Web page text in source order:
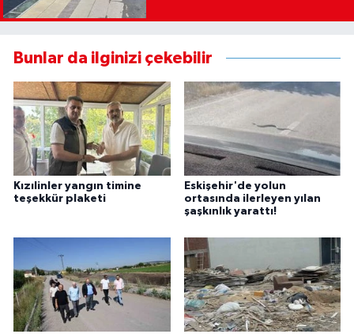
Bunlar da ilginizi çekebilir
Kızılinler yangın timine
teşekkür plaketi
Eskişehir'de yolun
ortasında ilerleyen yılan
şaşkınlık yarattı!